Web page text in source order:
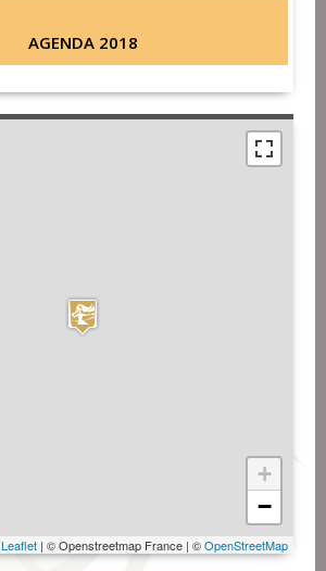
AGENDA 2018
+
−
Leaflet | © Openstreetmap France | ©OpenStreetMap